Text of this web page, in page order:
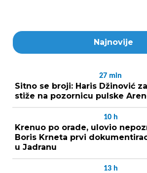
Najnovije
27 min
Sitno se broji: Haris Džinović
stiže na pozornicu pulske
10 h
Krenuo po orade, ulovio
Boris Krneta prvi
u Jadranu
13 h